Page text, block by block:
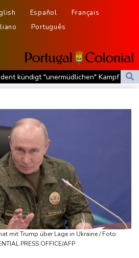
Español
Français
Português
kündigt "unermüdlichen" Kampf
Urteil von "nationaler Schande"
auf niedrigstem Stand seit einem
AfD-Regierung entscheidet nicht CDU
Sanktionspaket gegen
Frei offen für Härtefall- und
mit Trump über Lage in Ukraine / Foto:
PRESS OFFICE/AFP